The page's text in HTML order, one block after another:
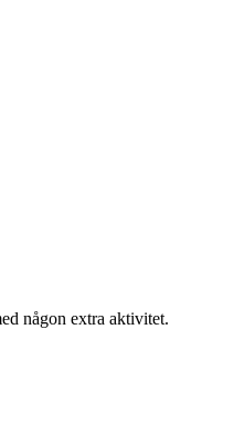
någon extra aktivitet.